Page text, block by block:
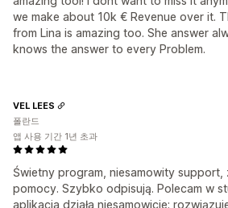
we make about 10k € Revenue over it.
from Lina is amazing too. She answer
knows the answer to every Problem.
Świetny program, niesamowity support,
pomocy. Szybko odpisują. Polecam w
aplikacja działa niesamowicie;
VEL LEES
폴란드
앱 사용 기간 1년 초과